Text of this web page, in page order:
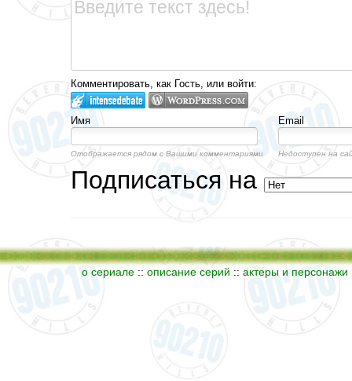
Комментировать, как Гость, или войти:
Имя Email
Отображается рядом с Вашими комментариями Недоступен на
Подписаться на
о сериале:: описание серий :: актеры и персонажи